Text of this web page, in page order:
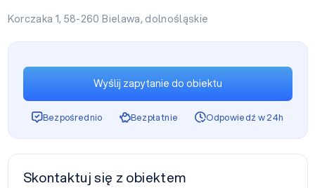
Korczaka 1, 58-260Bielawa, dolnośląskie
Wyślij zapytanie do obiektu
Bezpośrednio Bezpłatnie Odpowiedź w 24h
Skontaktuj się z obiektem